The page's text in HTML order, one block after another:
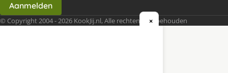
Aanmelden
© Copyright 2004 - 2026 KookJij.nl, Alle rechten voorbehouden
×